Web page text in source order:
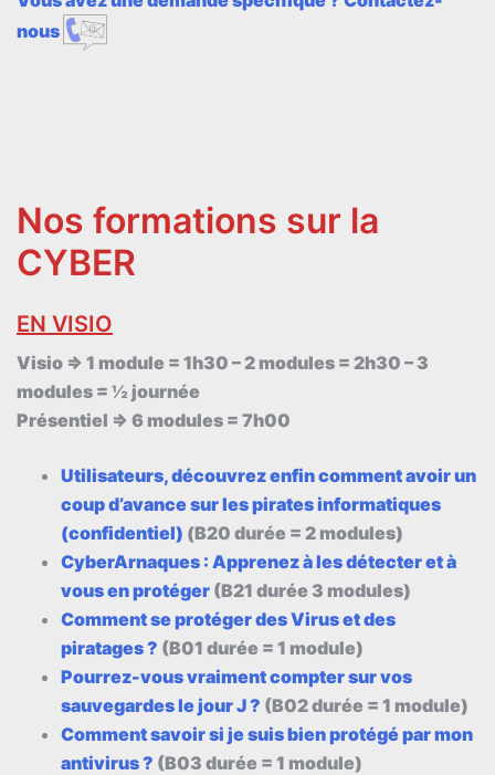
nous
Nos formations sur la
CYBER
EN VISIO
Visio => 1 module = 1h30 – 2 modules = 2h30 – 3
modules = ½ journée
Présentiel => 6 modules = 7h00
Utilisateurs, découvrez enfin comment avoir un
coup d’avance sur les pirates informatiques
(confidentiel) (B20 durée = 2 modules)
CyberArnaques : Apprenez à les détecter et à
vous en protéger (B21 durée 3 modules)
Comment se protéger des Virus etdes
piratages ? (B01 durée = 1 module)
Pourrez-vous vraiment compter sur vos
sauvegardes le jour J ? (B02 durée = 1 module)
Comment savoir si je suis bien protégé par mon
antivirus ? (B03 durée = 1 module)